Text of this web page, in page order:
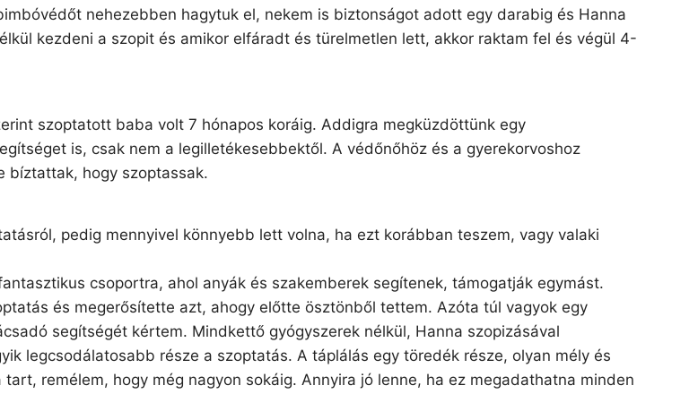
nehezebben hagytuk el, nekem is biztonságot adott egy darabig és Hanna
kezdeni a szopit és amikor elfáradt és türelmetlen lett, akkor raktam fel és végül 4-
szoptatott baba volt 7 hónapos koráig. Addigra megküzdöttünk egy
is, csak nem a legilletékesebbektől. A védőnőhöz és a gyerekorvoshoz
bíztattak, hogy szoptassak.
pedig mennyivel könnyebb lett volna, ha ezt korábban teszem, vagy valaki
csoportra, ahol anyák és szakemberek segítenek, támogatják egymást.
és megerősítette azt, ahogy előtte ösztönből tettem. Azóta túl vagyok egy
segítségét kértem. Mindkettő gyógyszerek nélkül, Hanna szopizásával
legcsodálatosabb része a szoptatás. A táplálás egy töredék része, olyan mély és
remélem, hogy még nagyon sokáig. Annyira jó lenne, ha ez megadathatna minden